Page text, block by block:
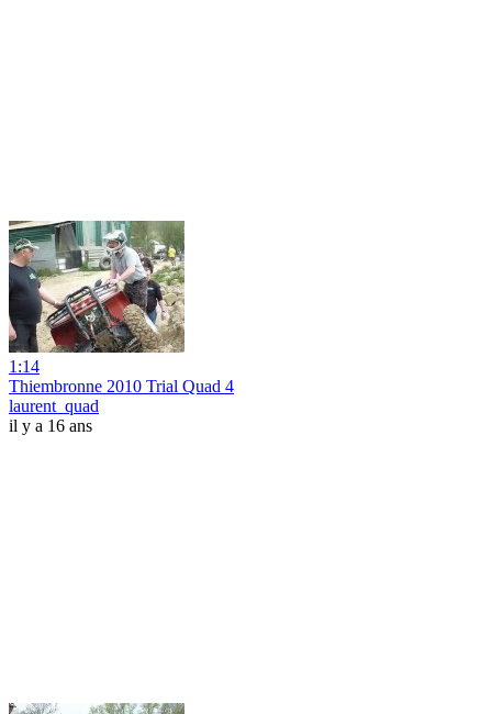
1:14
Thiembronne 2010 Trial Quad 4
laurent_quad
il y a 16 ans